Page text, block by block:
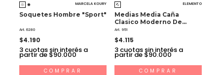
MARCELA KOURY
Soquetes Hombre "Sport"
Art. 6280
$4.190
3 cuotas sin interés a
partir de $90.000
COMPRAR
ELEMENTO
Medias Media Caña
Clasico Moderno De
Hombre
Art. 951
$4.115
3 cuotas sin interés a
partir de $90.000
COMPRAR